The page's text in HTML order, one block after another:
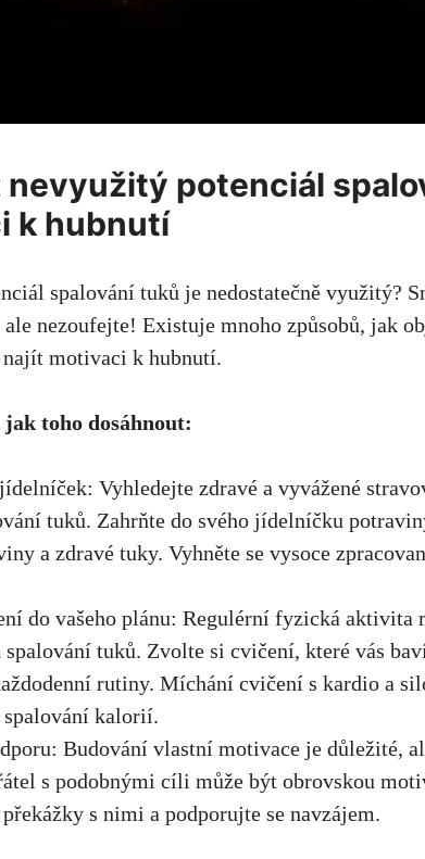
nevyužitý potenciál
k​ hubnutí
spalování tuků je nedostatečně využitý?
nezoufejte! Existuje mnoho způsobů, jak
najít motivaci ⁣k hubnutí.
toho‌ dosáhnout:
Vyhledejte zdravé a vyvážené
tuků.⁢ Zahrňte do svého jídelníčku
a zdravé tuky. Vyhněte se vysoce
do vašeho plánu: Regulérní fyzická aktivita
tuků. Zvolte si cvičení, které vás
rutiny. Míchání⁣ cvičení s kardio a
spalování kalorií.
Budování⁤ vlastní motivace je důležité,
s podobnými⁢ cíli může⁤ být obrovskou
s nimi a podporujte se navzájem.